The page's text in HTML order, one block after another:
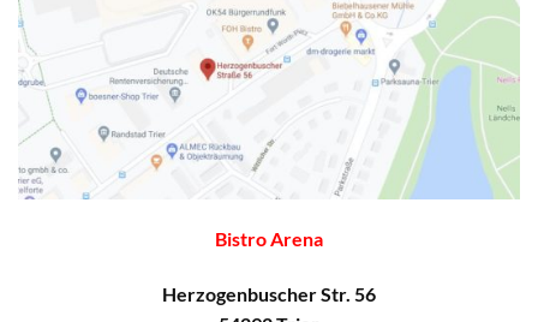
Bistro Arena
Herzogenbuscher Str. 56